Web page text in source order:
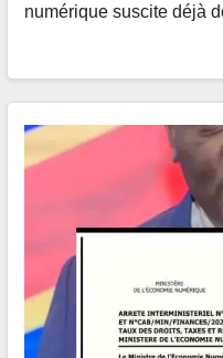
numérique suscite déjà